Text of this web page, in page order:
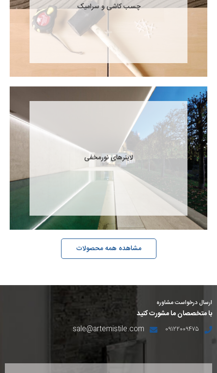
چسب کاشی و سرامیک
لاینرهای نورمخفی
مشاهده همه محصولات
ارسال درخواست مشاوره
با متخصصان ما مشورت کنید
۰۹۱۲۲۰۰۹۴۷۵
sale@artemistile.com